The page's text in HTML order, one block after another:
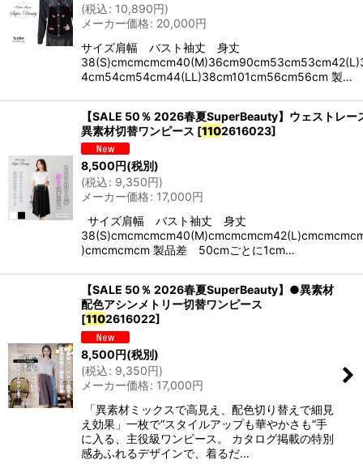
(税込: 10,890円)
メーカー価格: 20,000円
サイズ肩幅 バスト袖丈 身丈
4cm54cm54cm44(LL)38cm101cm56cm56cm 製…
【SALE 50％ 2026春夏SuperBeauty】ウェストレー
異素材切替ワンピース [1102616023]
8,500円(税別)
(税込: 9,350円)
メーカー価格: 17,000円
サイズ肩幅 バスト袖丈 身丈
)cmcmcmcm 製品差 50cmごとに1cm…
【SALE 50％ 2026春夏SuperBeauty】●異素材
配色アシンメトリー切替ワンピース
[1102616022]
8,500円(税別)
(税込: 9,350円)
メーカー価格: 17,000円
「異素材ミックスで高見え、配色切り替えで細見
え効果」一枚で“スタイルアップも華やかさも”手
に入る、主役級ワンピース。 カタログ掲載の特別
感あふれるデザインで、着るだ…